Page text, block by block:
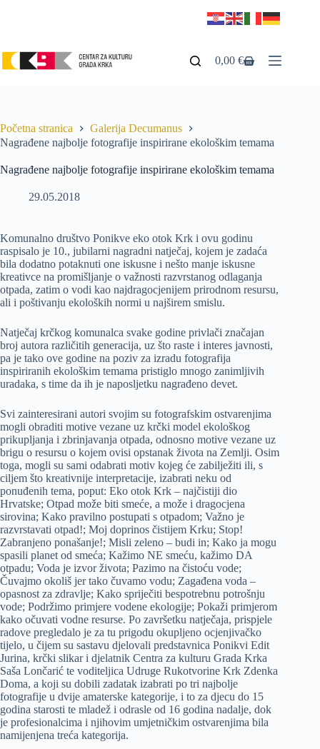
0,00€
Početna stranica
Galerija Decumanus
Nagrađene najbolje fotografije inspirirane ekološkim temama
Nagrađene najbolje fotografije inspirirane ekološkim temama
29.05.2018
Komunalno društvo Ponikve eko otok Krk i ovu godinu
raspisalo je 10., jubilarni nagradni natječaj, kojem je zadaća
bila dodatno potaknuti one iskusne i nešto manje iskusne
kreativce na promišljanje o važnosti razvrstanog odlaganja
otpada, zatim o vodi kao najdragocjenijem prirodnom resursu,
ali i poštivanju ekoloških normi u najširem smislu.
Natječaj krčkog komunalca svake godine privlači značajan
broj autora različitih generacija, uz što raste i interes javnosti,
pa je tako ove godine na poziv za izradu fotografija
inspiriranih ekološkim temama pristiglo mnogo zanimljivih
uradaka, s time da ih je naposljetku nagrađeno devet.
Svi zainteresirani autori svojim su fotografskim ostvarenjima
mogli obraditi motive vezane uz krčki model ekološkog
prikupljanja i zbrinjavanja otpada, odnosno motive vezane uz
brigu o resursu o kojem ovisi opstanak života na Zemlji. Osim
toga, mogli su sami odabrati motiv kojeg će zabilježiti ili, s
ciljem što kreativnije interpretacije, izabrati neku od
ponuđenih tema, poput: Eko otok Krk – najčistiji dio
Hrvatske; Otpad može biti smeće, a može i dragocjena
sirovina; Kako pravilno postupati s otpadom; Važno je
razvrstavati otpad!; Moj doprinos čistijem Krku; Stop!
Zabranjeno ponašanje!; Misli zeleno – budi in; Kako ja mogu
spasili planet od smeća; Kažimo NE smeću, kažimo DA
otpadu; Voda je izvor života; Pazimo na čistoću vode;
Čuvajmo okoliš jer tako čuvamo vodu; Zagađena voda –
opasnost za zdravlje; Kako spriječiti bespotrebnu potrošnju
vode; Podržimo primjere vodene ekologije; Pokaži primjerom
kako očuvati vodne resurse. Po završetku natječaja, prispjele
radove pregledalo je za tu prigodu okupljeno ocjenjivačko
tijelo, u čijem su sastavu djelovali predstavnica Ponikvi Edit
Jurina, krčki slikar i djelatnik Centra za kulturu Grada Krka
Saša Lončarić te voditeljica Udruge Rukotvorine Krk Zdenka
Doma, a koji su dobili zadatak izabrati po tri najbolje
fotografije u dvije amaterske kategorije, i to za djecu do 15
godina starosti te mladež i odrasle od 16 godina nadalje, dok
je profesionalcima i njihovim umjetničkim ostvarenjima bila
namijenjena treća kategorija.